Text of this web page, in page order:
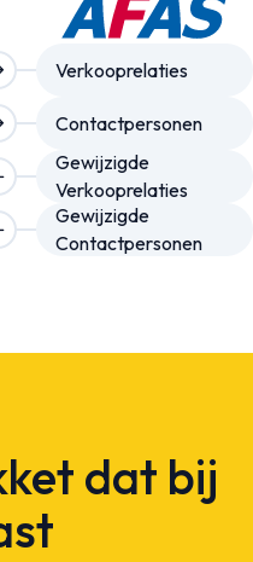
Verkooprelaties
Contactpersonen
Gewijzigde
Verkooprelaties
Gewijzigde
Contactpersonen
dat bij